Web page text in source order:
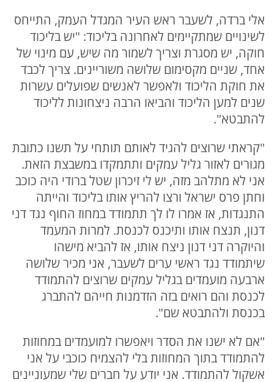
אלי ברדה, לשעבר ראש העיר המגדל העמק, התייחס
לשינויים שמתקיימים לאחרונה בליכוד: "יש בליכוד
חוקה, יש מסגרת וצריך לשמור מה שיש, עם מינוי של
אחד, שניים מקסימום שלושה משוריינים. צריך לכבד
את חוקת הליכוד ולאפשר לאנשים שפועלים עשרות
שנים למען הליכוד והביאו הרבה ניצחונות לליכוד
להתבטא".
"קראתי שרוצים להגיד לאותם תותחי על תשנו כתובת
מגורים לאזור גליל עמקים ותתמקדו במשבצת הזאת.
אני לא מתלהב מזה, יש לי זיכרון שטל ברודי היה כוכב
וחתן פרס ישראל ורצו להריץ אותו בליכוד והייתה
התנגדות, אז אמרו לו לך תתמודד במחוז החוף נגד דני
דנון, תנצח אותו ותיכנס לכנסת. למרות המעמד
והיוקרה דני דנון ניצח אותו, אז להביא מישהו
שיתמודד נגד ראשי ערים לשעבר, אני מכיר שלושה
ארבעה מועמדים בגליל עמקים שרוצים להתמודד
לכנסת והם רואים בזה הזדמנות חייהם להתברג
בכנסת ולהתבטא שם".
"אם לא ישנו את הסדר ויאפשרו למועמדים במחוזות
להתמודד בתוך המחוזות בלי להצמיח כוכבי על אני
אשקול להתמודד. אני יודע על חברים שלי שמעוניינים